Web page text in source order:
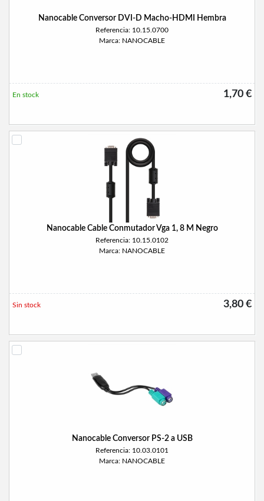
Nanocable Conversor DVI-D Macho-HDMI Hembra
Referencia: 10.15.0700
Marca: NANOCABLE
1,70 €
En stock
Nanocable Cable Conmutador Vga 1, 8 M Negro
Referencia: 10.15.0102
Marca: NANOCABLE
3,80 €
Sin stock
Nanocable Conversor PS-2 a USB
Referencia: 10.03.0101
Marca: NANOCABLE